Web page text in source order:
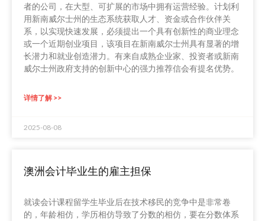
者的公司，在大型、可扩展的市场中拥有运营经验。计划利
用新南威尔士州的生态系统获取人才、资金或合作伙伴关
系，以实现快速发展，必须提出一个具有创新性的商业理念
或一个近期创业项目，该项目在新南威尔士州具有显著的增
长潜力和就业创造潜力。有来自成熟企业家、投资者或新南
威尔士州政府支持的创新中心的强力推荐信会有提名优势。
详情了解 >>
2025-08-08
澳洲会计毕业生的雇主担保
就读会计课程留学生毕业后在技术移民的竞争中是非常卷
的，年龄相仿，学历相仿导致了分数的相仿，要在分数体系